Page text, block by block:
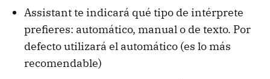
Assistant te indicará qué tipo de intérprete
prefieres: automático, manual o de texto. Por
defecto utilizará el automático (es lo más
recomendable)